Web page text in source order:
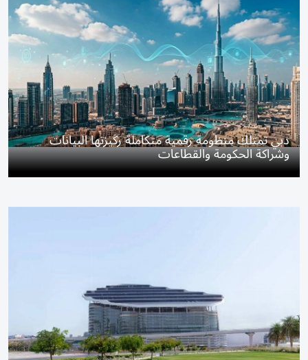
دبي تمتلك منظومة رقمية متكاملة ركيزتها البيانات
وشراكة الحكومة والقطاعات